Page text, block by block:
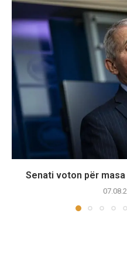
Senati voton për